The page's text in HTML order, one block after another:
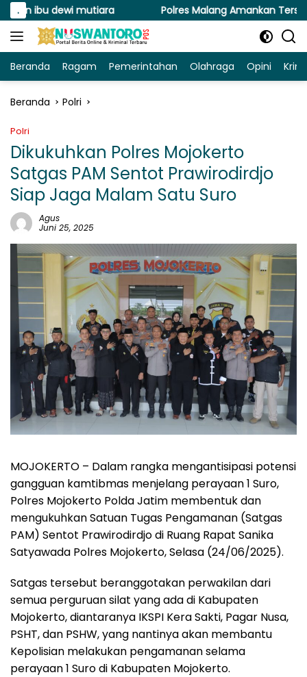
Langsung
ke
konten
.mutiara Polres Malang Amankan Tersangka
Beranda Ragam Pemerintahan Olahraga Opini
Beranda Polri
Polri
Dikukuhkan Polres Mojokerto
Satgas PAM Sentot Prawirodirdjo
Siap Jaga Malam Satu Suro
Agus
Juni 25, 2025
MOJOKERTO – Dalam rangka mengantisipasi potensi
gangguan kamtibmas menjelang perayaan 1 Suro,
Polres Mojokerto Polda Jatim membentuk dan
mengukuhkan Satuan Tugas Pengamanan (Satgas
PAM) Sentot Prawirodirdjo di Ruang Rapat Sanika
Satyawada Polres Mojokerto, Selasa (24/06/2025).
Satgas tersebut beranggotakan perwakilan dari
semua perguruan silat yang ada di Kabupaten
Mojokerto, diantaranya IKSPI Kera Sakti, Pagar Nusa,
PSHT, dan PSHW, yang nantinya akan membantu
Kepolisian melakukan pengamanan selama
perayaan 1 Suro di Kabupaten Mojokerto.